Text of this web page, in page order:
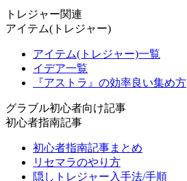
トレジャー関連
アイテム(トレジャー)
アイテム(トレジャー)一覧
イデア一覧
『アストラ』の効率良い集め方
グラブル初心者向け記事
初心者指南記事
初心者指南記事まとめ
リセマラのやり方
隠しトレジャー入手法/手順